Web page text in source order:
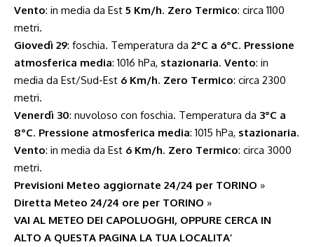
Vento: in media da Est 5 Km/h. Zero Termico: circa 1100
metri.
Giovedì 29: foschia. Temperatura da 2°C a 6°C. Pressione
atmosferica media: 1016 hPa, stazionaria. Vento: in
media da Est/Sud-Est 6 Km/h. Zero Termico: circa 2300
metri.
Venerdì 30: nuvoloso con foschia. Temperatura da 3°C a
8°C. Pressione atmosferica media: 1015 hPa, stazionaria.
Vento: in media da Est 6 Km/h. Zero Termico: circa 3000
metri.
Previsioni Meteo aggiornate 24/24 per TORINO »
Diretta Meteo 24/24 ore per TORINO »
VAI AL METEO DEI CAPOLUOGHI, OPPURE CERCA IN
ALTO A QUESTA PAGINA LA TUA LOCALITA’